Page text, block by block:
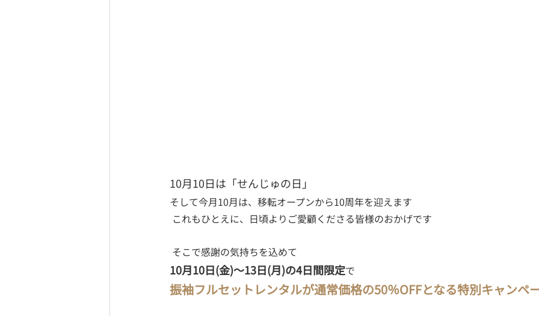
10月10日は「せんじゅの日」
そして今月10月は、移転オープンから10周年を迎えます
これもひとえに、日頃よりご愛顧くださる皆様のおかげです
そこで感謝の気持ちを込めて
10月10日(金)〜13日(月)の4日間限定で
振袖フルセットレンタルが通常価格の50％OFFとなる特別キャンペ